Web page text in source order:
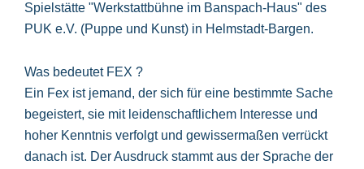
Spielstätte "Werkstattbühne im Banspach-Haus" des
PUK e.V. (Puppe und Kunst) in Helmstadt-Bargen.
Was bedeutet FEX ?
Ein Fex ist jemand, der sich für eine bestimmte Sache
begeistert, sie mit leidenschaftlichem Interesse und
hoher Kenntnis verfolgt und gewissermaßen verrückt
danach ist. Der Ausdruck stammt aus der Sprache der